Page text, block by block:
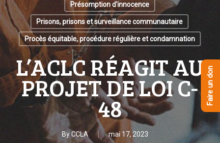
Présomption d'innocence
Prisons, prisons et surveillance communautaire
Procès équitable, procédure régulière et condamnation
L’ACLC RÉAGIT AU
PROJET DE LOI C-
48
ByCCLA mai 17, 2023
Faire un don